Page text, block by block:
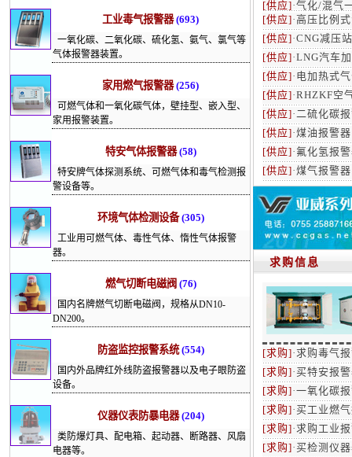
工业毒气报警器(693)
一氧化碳、二氧化碳、硫化氢、氨气、氯气等
气体报警器装置。
家用燃气报警器(256)
可燃气体和一氧化碳气体，壁挂型、嵌入型、
家用报警装置。
特安气体报警器(58)
特安牌气体探测系统、可燃气体和毒气检测报
警设备等。
环境气体检测设备(305)
工业用可燃气体、毒性气体、惰性气体报警
器。
燃气切断电磁阀 (76)
国内名牌燃气切断电磁阀，规格从DN10-
DN200。
防盗监控报警系统(554)
国内外品牌红外线防盗报警器以及电子眼防盗
设备。
仪器仪表防暴电器(204)
类防爆灯具、配电箱、起动器、断路器、风扇
电器等。
[供应]·气化/混气
[供应]·高压比例
[供应]·CNG减压
[供应]·LNG汽车
[供应]· 电加热式
[供应]·RHZKF空
[供应]·二硫化碳
[供应]·煤油报警
[供应]· 氟化氢报
[供应]·煤气报警
求购信息
[求购]·求购毒气
[求购]· 买特安报
[求购]·一氧化碳
[求购]· 买工业燃
[求购]·求购工业
[求购]· 买检测仪